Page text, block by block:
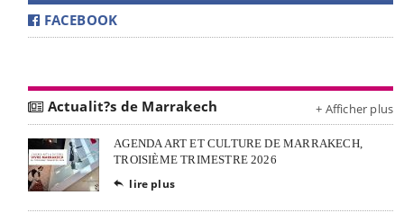
FACEBOOK
Actualit?s de Marrakech + Afficher plus
AGENDA ART ET CULTURE DE MARRAKECH,
TROISIÈME TRIMESTRE 2026
 lire plus